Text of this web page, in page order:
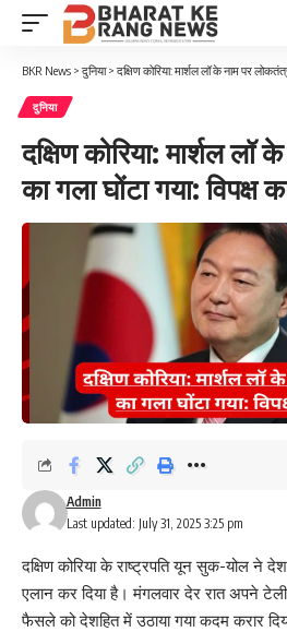
BKR News > दुनिया> दक्षिण कोरिया: मार्शल लॉ के नाम पर
दुनिया
दक्षिण कोरिया: मार्शल
का गला घोंटा गया: विपक्ष
Last updated: July 31, 2025 3:25 pm
Admin
दक्षिण कोरिया के राष्ट्रपति यून सुक-योल ने
एलान कर दिया है। मंगलवार देर रात अपने
फैसले को देशहित में उठाया गया कदम करार